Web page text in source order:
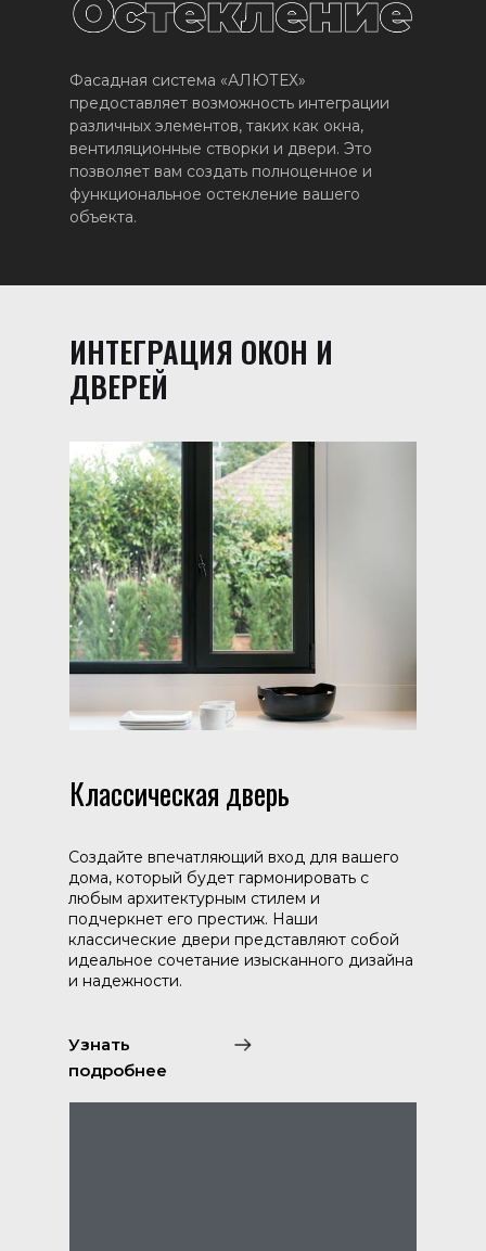
Фасадная система «АЛЮТЕХ»
предоставляет возможность интеграции
различных элементов, таких как окна,
вентиляционные створки и двери. Это
позволяет вам создать полноценное и
функциональное остекление вашего
объекта.
Узнать
подробнее
ИНТЕГРАЦИЯ ОКОН И
ДВЕРЕЙ
Создайте впечатляющий вход для вашего
дома, который будет гармонировать с
любым архитектурным стилем и
подчеркнет его престиж. Наши
классические двери представляют собой
идеальное сочетание изысканного дизайна
и надежности.
Классическая дверь